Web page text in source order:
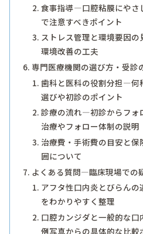
食事指導―口腔粘膜にやさ
で注意すべきポイント
ストレス管理と環境要因の
環境改善の工夫
専門医療機関の選び方・受診
歯科と医科の役割分担―何
選びや初診のポイント
診療の流れ―初診からフォ
治療やフォロー体制の説明
治療費・手術費の目安と保
囲について
よくある質問―臨床現場での
アフタ性口内炎とびらんの
をわかりやすく整理
口腔カンジダと一般的な口
例写真からの具体的な比較